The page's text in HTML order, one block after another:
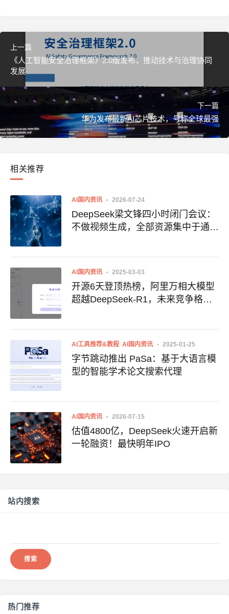
上一篇
《人工智能安全治理框架》2.0版发布，推动技术与治理协同
发展
下一篇
华为发布最新AI芯片技术，号称全球最强
相关推荐
AI国内资讯 2026-07-24
DeepSeek梁文锋四小时闭门会议：
不做视频生成，全部资源集中于通往
AI国内资讯 2025-03-03
开源6天登顶热榜，阿里万相大模型
超越DeepSeek-R1，未来竞争格局
AI工具推荐&教程 AI国内资讯 2025-01-25
字节跳动推出 PaSa：基于大语言模
型的智能学术论文搜索代理
AI国内资讯 2026-07-15
估值4800亿，DeepSeek火速开启新
一轮融资！最快明年IPO
站内搜索
热门推荐